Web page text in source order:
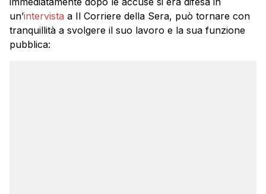
un’intervista a Il Corriere della Sera, può tornare con
tranquillità a svolgere il suo lavoro e la sua funzione
pubblica: